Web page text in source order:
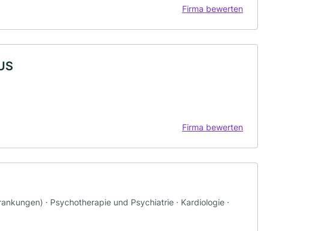
Firma bewerten
Firma bewerten
· Psychotherapie und Psychiatrie · Kardiologie ·